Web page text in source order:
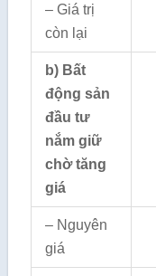
– Giá trị
còn lại
b) Bất
động sản
đầu tư
nắm giữ
chờ tăng
giá
– Nguyên
giá